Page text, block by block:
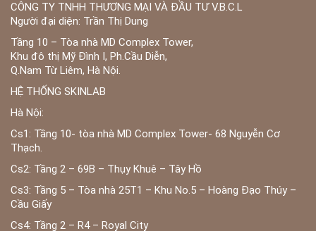
CÔNG TY TNHH THƯƠNG MẠI VÀ ĐẦU TƯ V.B.C.L
Người đại diện: Trần Thị Dung
Tầng 10 – Tòa nhà MD Complex Tower,
Khu đô thị Mỹ Đình I, Ph.Cầu Diễn,
Q.Nam Từ Liêm, Hà Nội.
HỆ THỐNG SKINLAB
Hà Nội:
Cs1: Tầng 10- tòa nhà MD Complex Tower- 68 Nguyễn Cơ
Thạch.
Cs2: Tầng 2 – 69B – Thụy Khuê – Tây Hồ
Cs3: Tầng 5 – Tòa nhà 25T1 – Khu No.5 – Hoàng Đạo Thúy –
Cầu Giấy
Cs4: Tầng 2 – R4 – Royal City